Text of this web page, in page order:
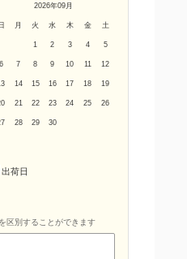
2026年09月
日 月 火 水 木 金 土
1 2 3 4 5
6 7 8 9 10 11 12
14 15 16 17 18 19
21 22 23 24 25 26
28 29 30
出荷日
区別することができます